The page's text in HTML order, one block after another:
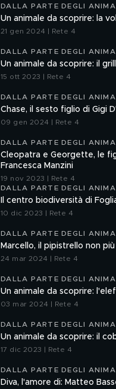
DALLA PARTE DEGLI
Un animale da scoprire: la
21 gen 2024 | Rete 4
DALLA PARTE DEGLI
Un animale da scoprire: il
15 ott 2023 | Rete 4
DALLA PARTE DEGLI
Chase, il sesto figlio di Gigi
09 gen 2024 | Rete 4
DALLA PARTE DEGLI
Cleopatra e Georgette, le
Francesca Manzini
19 nov 2023 | Rete 4
DALLA PARTE DEGLI
Il centro biodiversità di
10 dic 2023 | Rete 4
DALLA PARTE DEGLI
Marcello, il pipistrello non
24 mar 2024 | Rete 4
DALLA PARTE DEGLI
Un animale da scoprire:
03 mar 2024 | Rete 4
DALLA PARTE DEGLI
Un animale da scoprire: il
17 dic 2023 | Rete 4
DALLA PARTE DEGLI
Diva, l'amore di: Matteo